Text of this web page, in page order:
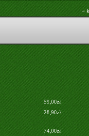
«
59,00zł
28,90zł
74,00zł